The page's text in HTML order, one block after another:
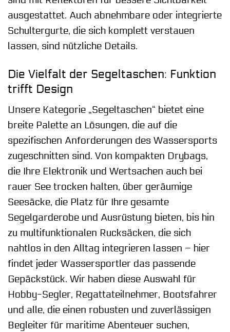
ausgestattet. Auch abnehmbare oder integrierte
Schultergurte, die sich komplett verstauen
lassen, sind nützliche Details.
Die Vielfalt der Segeltaschen: Funktion
trifft Design
Unsere Kategorie „Segeltaschen“ bietet eine
breite Palette an Lösungen, die auf die
spezifischen Anforderungen des Wassersports
zugeschnitten sind. Von kompakten Drybags,
die Ihre Elektronik und Wertsachen auch bei
rauer See trocken halten, über geräumige
Seesäcke, die Platz für Ihre gesamte
Segelgarderobe und Ausrüstung bieten, bis hin
zu multifunktionalen Rucksäcken, die sich
nahtlos in den Alltag integrieren lassen – hier
findet jeder Wassersportler das passende
Gepäckstück. Wir haben diese Auswahl für
Hobby-Segler, Regattateilnehmer, Bootsfahrer
und alle, die einen robusten und zuverlässigen
Begleiter für maritime Abenteuer suchen,